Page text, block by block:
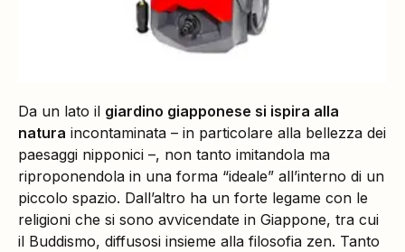
Da un lato il giardino giapponese si ispira alla
natura incontaminata – in particolare alla bellezza dei
paesaggi nipponici –, non tanto imitandola ma
riproponendola in una forma “ideale” all’interno di un
piccolo spazio. Dall’altro ha un forte legame con le
religioni che si sono avvicendate in Giappone, tra cui
il Buddismo, diffusosi insieme alla filosofia zen. Tanto